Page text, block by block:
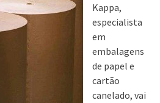
Kappa,
especialista
em
embalagens
de papel e
cartão
canelado, vai